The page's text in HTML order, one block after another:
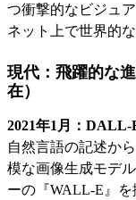
つ衝撃的なビジュ
ネット上で世界的
現代：飛躍的な
在）
2021年1月：DALL-
自然言語の記述か
模な画像生成モデ
ーの『WALL-E』